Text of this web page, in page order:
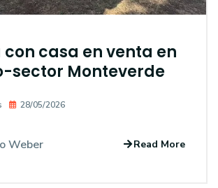
casa en venta en
sector Monteverde
28/05/2026
Weber Read More